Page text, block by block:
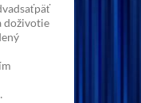
doživotie